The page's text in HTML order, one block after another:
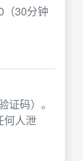
（30分钟
证码）。
何人泄